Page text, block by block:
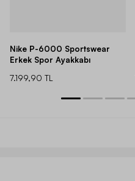
Nike P-6000 Sportswear
Erkek Spor Ayakkabı
7.199,90 TL